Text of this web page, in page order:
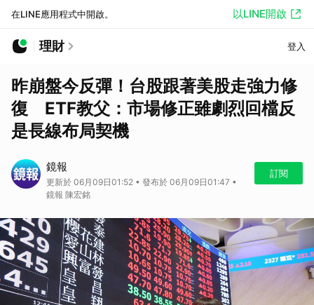
在LINE應用程式中開啟。 以LINE開啟
理財 登入
昨崩盤今反彈！台股跟著美股走強力修
復 ETF教父：市場修正雖劇烈回檔反
是長線布局契機
鏡報
更新於 06月09日01:52 • 發布於 06月09日01:47 •
鏡報 陳宏銘
訂閱